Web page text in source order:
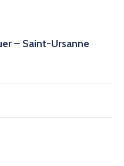
– Saint-Ursanne